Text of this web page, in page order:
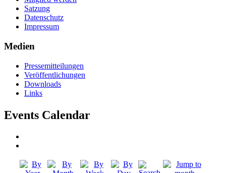
Satzung
Datenschutz
Impressum
Medien
Pressemitteilungen
Veröffentlichungen
Downloads
Links
Events Calendar